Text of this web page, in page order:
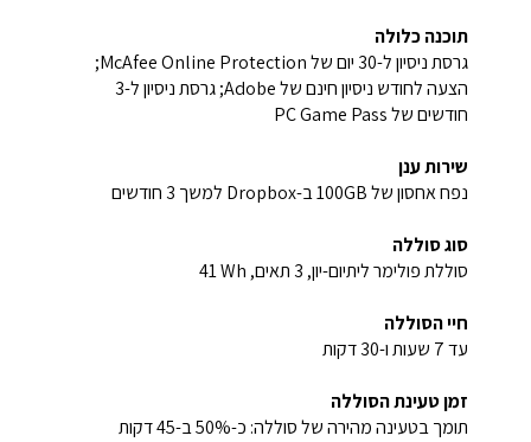
תוכנה כלולה
גרסת ניסיון ל-30 יום של McAfee Online Protection‏;
הצעה לחודש ניסיון חינם של Adobe; גרסת ניסיון ל-3
חודשים של PC Game Pass
שירות ענן
נפח אחסון של 100GB ב-Dropbox למשך 3 חודשים
סוג סוללה
סוללת פולימר ליתיום-יון, 3 תאים, ‎41 Wh
חיי הסוללה
עד 7 שעות ו-30 דקות
זמן טעינת הסוללה
תומך בטעינה מהירה של סוללה: כ-50% ב-45 דקות